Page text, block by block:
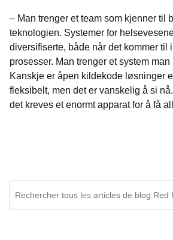
– Man trenger et team som kjenner til
teknologien. Systemer for
diversifiserte, både når det kommer til
prosesser. Man trenger et system man
Kanskje er åpen kildekode løsninger
fleksibelt, men det er vanskelig å si
det kreves et enormt apparat for å få